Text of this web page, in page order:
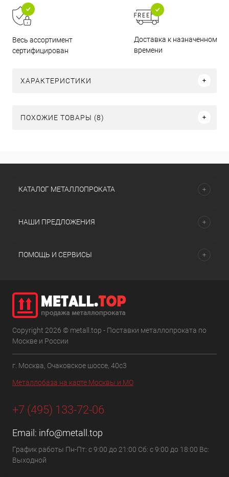
Весь ассортимент
сертифицирован
Доставка к назначенному
времени
ХАРАКТЕРИСТИКИ
ПОХОЖИЕ ТОВАРЫ (8)
КАТАЛОГ МЕТАЛЛОПРОКАТА
НАШИ ПРЕДЛОЖЕНИЯ
ПОМОЩЬ И СЕРВИСЫ
Copyright 2026 © metall.top - Поставки металлопроката по
Москве и России
г. Москва, Очаковское шоссе, 40с3
Металлобаза на карте Москвы и МО
+7 (495) 133-72-06
Email: info@metall.top
График работы Пн-Пт: с 9:00 до 21:00 Сб: с 9:00 до 18:00 Вс:
Выходной